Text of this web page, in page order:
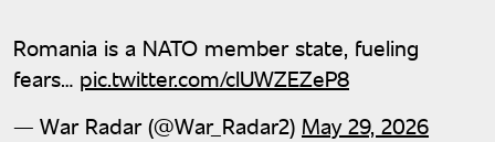
Romania is a NATO member state, fueling
fears… pic.twitter.com/clUWZEZeP8
— War Radar (@War_Radar2) May 29, 2026